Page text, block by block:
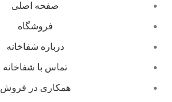
صفحه اصلی
فروشگاه
درباره شفاخانه
تماس با شفاخانه
همکاری در فروش